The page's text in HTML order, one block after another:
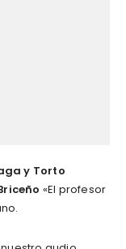
y Torto
«El profesor